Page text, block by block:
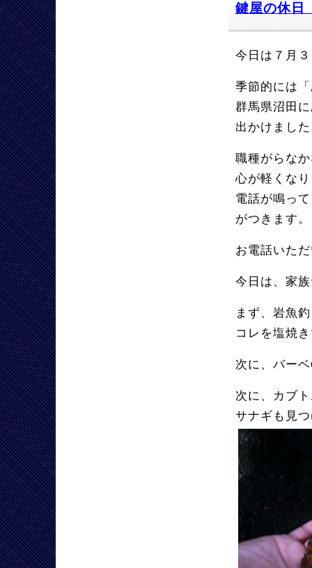
鍵屋の休
今日は７月
季節的には
群馬県沼田
出かけまし
職種がらな
心が軽くな
電話が鳴っ
がつきます。
お電話いた
今日は、家
まず、岩魚
コレを塩焼
次に、バー
次に、カブ
サナギも見